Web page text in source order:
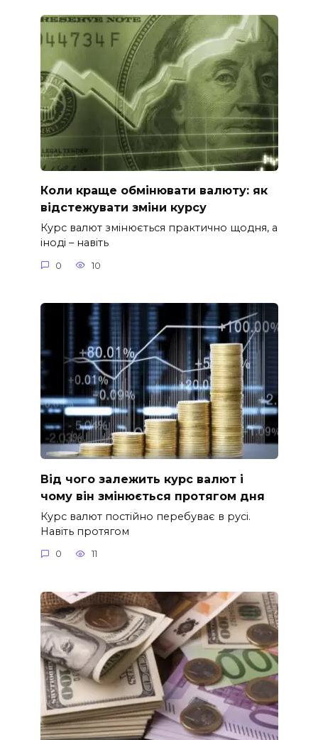
Коли краще обмінювати валюту: як
відстежувати зміни курсу
Курс валют змінюється практично щодня, а
іноді – навіть
0 10
Від чого залежить курс валют і
чому він змінюється протягом дня
Курс валют постійно перебуває в русі.
Навіть протягом
0 11